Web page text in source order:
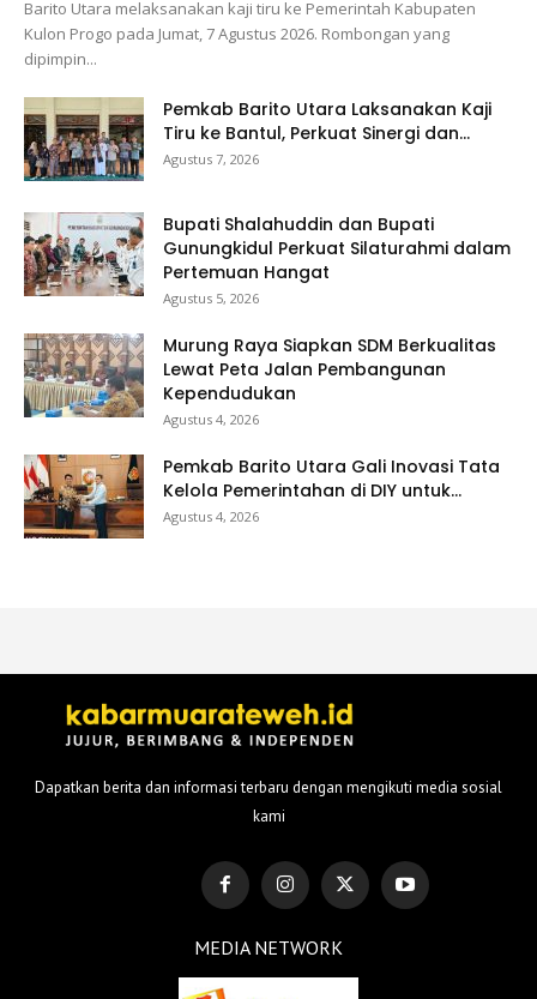
Barito Utara melaksanakan kaji tiru ke Pemerintah Kabupaten
Kulon Progo pada Jumat, 7 Agustus 2026. Rombongan yang
dipimpin...
Pemkab Barito Utara Laksanakan Kaji
Tiru ke Bantul, Perkuat Sinergi dan...
Agustus 7, 2026
Bupati Shalahuddin dan Bupati
Gunungkidul Perkuat Silaturahmi dalam
Pertemuan Hangat
Agustus 5, 2026
Murung Raya Siapkan SDM Berkualitas
Lewat Peta Jalan Pembangunan
Kependudukan
Agustus 4, 2026
Pemkab Barito Utara Gali Inovasi Tata
Kelola Pemerintahan di DIY untuk...
Agustus 4, 2026
Dapatkan berita dan informasi terbaru dengan mengikuti media sosial
kami
MEDIA NETWORK